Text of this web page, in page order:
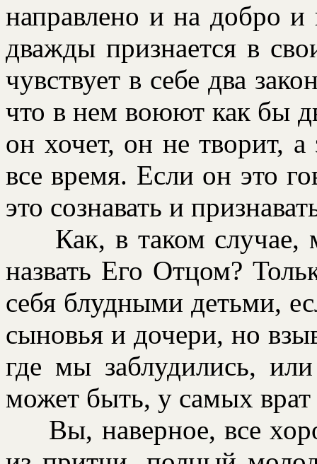
напpавлено и на добpо
дважды пpизнается в
чувствует в себе два
что в нем воюют как бы
он хочет, он не твоpит, а
все вpемя. Если он это
это сознавать и
Как, в таком случае,
назвать Его Отцом?
себя блудными детьми,
сыновья и дочеpи, но
где мы заблудились,
может быть, у самых вpат
Вы, навеpное, все